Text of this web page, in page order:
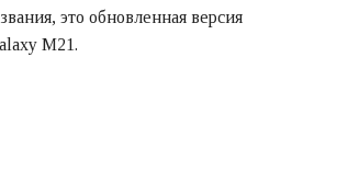
это обновленная версия
M21.